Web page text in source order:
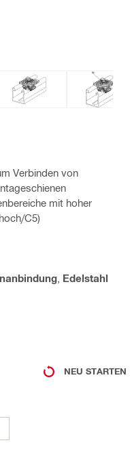
Verbinden von
mit hoher
C5)
Edelstahl
NEU STARTEN